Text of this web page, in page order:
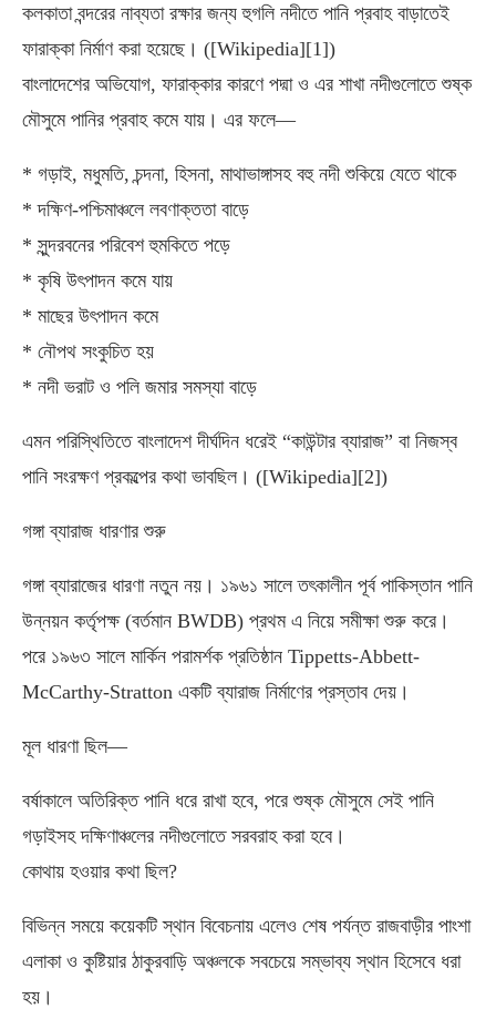
কলকাতা বন্দরের নাব্যতা রক্ষার জন্য হুগলি নদীতে পানি প্রবাহ বাড়াতেই
ফারাক্কা নির্মাণ করা হয়েছে। ([Wikipedia][1])
বাংলাদেশের অভিযোগ, ফারাক্কার কারণে পদ্মা ও এর শাখা নদীগুলোতে শুষ্ক
মৌসুমে পানির প্রবাহ কমে যায়। এর ফলে—
* গড়াই, মধুমতি, চন্দনা, হিসনা, মাথাভাঙ্গাসহ বহু নদী শুকিয়ে যেতে থাকে
* দক্ষিণ-পশ্চিমাঞ্চলে লবণাক্ততা বাড়ে
* সুন্দরবনের পরিবেশ হুমকিতে পড়ে
* কৃষি উৎপাদন কমে যায়
* মাছের উৎপাদন কমে
* নৌপথ সংকুচিত হয়
* নদী ভরাট ও পলি জমার সমস্যা বাড়ে
এমন পরিস্থিতিতে বাংলাদেশ দীর্ঘদিন ধরেই “কাউন্টার ব্যারাজ” বা নিজস্ব
পানি সংরক্ষণ প্রকল্পের কথা ভাবছিল। ([Wikipedia][2])
গঙ্গা ব্যারাজ ধারণার শুরু
গঙ্গা ব্যারাজের ধারণা নতুন নয়। ১৯৬১ সালে তৎকালীন পূর্ব পাকিস্তান পানি
উন্নয়ন কর্তৃপক্ষ (বর্তমান BWDB) প্রথম এ নিয়ে সমীক্ষা শুরু করে।
পরে ১৯৬৩ সালে মার্কিন পরামর্শক প্রতিষ্ঠান Tippetts-Abbett-
McCarthy-Stratton একটি ব্যারাজ নির্মাণের প্রস্তাব দেয়।
মূল ধারণা ছিল—
বর্ষাকালে অতিরিক্ত পানি ধরে রাখা হবে, পরে শুষ্ক মৌসুমে সেই পানি
গড়াইসহ দক্ষিণাঞ্চলের নদীগুলোতে সরবরাহ করা হবে।
কোথায় হওয়ার কথা ছিল?
বিভিন্ন সময়ে কয়েকটি স্থান বিবেচনায় এলেও শেষ পর্যন্ত রাজবাড়ীর পাংশা
এলাকা ও কুষ্টিয়ার ঠাকুরবাড়ি অঞ্চলকে সবচেয়ে সম্ভাব্য স্থান হিসেবে ধরা
হয়।